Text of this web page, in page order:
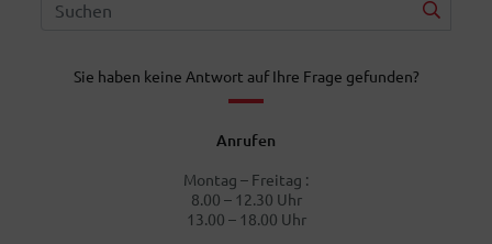
Sie haben keine Antwort auf Ihre Frage gefunden?
Anrufen
Montag – Freitag :
8.00 – 12.30 Uhr
13.00 – 18.00 Uhr